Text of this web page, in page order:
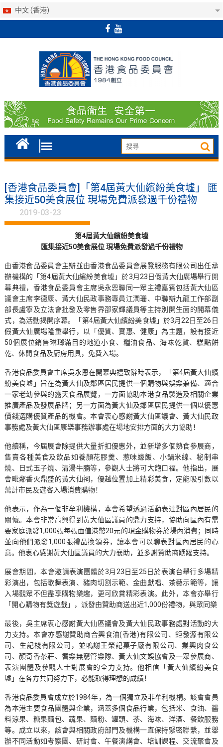
中文 (香港)
[香港食品委員會]「第4屆黃大仙繽紛美食墟」 匯
集接近50美食展位 現場免費派發過千份禮物
2019-03-23
第4屆黃大仙繽紛美食墟
匯集接近50美食展位 現場免費派發過千份禮物
由香港食品委員會主辦並由香港食品委員會展覽服務有限公司出任承
辦機構的「第4屆黃大仙繽紛美食墟」於3月23日假黃大仙廣場舉行開
幕典禮，香港食品委員會主席吳永恩聯同一眾主禮嘉賓包括黃大仙區
議會主席李德康、黃大仙民政事務專員江潤珊、中聯辦九龍工作部副
部長盧寧及立法會批發及零售界邵家輝議員等主持別開生面的開幕儀
式，為活動揭開序幕。「第4屆黃大仙繽紛美食墟」於3月22日至26日
假黃大仙廣場隆重舉行，以「優質、實惠、健康」為主題，設有接近
50個展位銷售琳瑯滿目的地道小食、糧油食品、海味乾貨、糕點餅
乾、休閒食品及廚房用具，免費入場。
香港食品委員會主席吳永恩在開幕典禮致辭時表示，「第4屆黃大仙繽
紛美食墟」旨在為黃大仙及鄰區居民提供一個購物與娛樂兼備、適合
一家老幼參與的露天食品展覽，一方面協助本港食品製造及相關企業
推廣產品及發展品牌；另一方面為黃大仙及鄰區居民提供一個以優惠
價錢選購優質產品的機會。本會衷心感謝黃大仙區議會、黃大仙民政
事務處及黃大仙區康樂事務辦事處在場地安排方面的大力協助！
他續稱，今屆展會除提供大量折扣優惠外，並新增多個熟食參展商，
售賣各種美食及飲品如養顏花膠羹、惹味蠔飯、小鍋米線、秘制串
燒、日式玉子燒、清湯牛腩等，參觀人士將可大飽口福。他指出，展
會毗鄰香火鼎盛的黃大仙祠，優越位置加上精彩美食，定能吸引數以
萬計市民及遊客入場消費購物！
他表示，作為一個非牟利機構，本會希望透過活動表達對區內居民的
關懷。本會非常高興得到黃大仙區議員的鼎力支持，協助向區內有需
要家庭派發1,000張每張面值港幣20元的現金購物券於場內消費；同時
並向他們派發1,000張禮品換領券，讓本會可以聊表對區內居民的心
意。他衷心感謝黃大仙區議員的大力襄助，並多謝贊助商踴躍支持。
展會期間，本會邀請表演團體於3月23日至25日於表演台舉行多場精
彩演出，包括歌舞表演、豬肉切割示範、金曲獻唱、茶藝示範等，讓
入場觀眾不但盡享購物樂趣，更可欣賞精彩表演。此外，本會亦舉行
「開心購物有獎遊戲」，派發由贊助商送出近1,000份禮物，與眾同樂
最後，吳主席衷心感謝黃大仙區議會及黃大仙民政事務處對活動的大
力支持。本會亦感謝贊助商合興食油(香港)有限公司、鉅發源有限公
司、生記棧有限公司，並嗚謝王榮記菓子廠有限公司、業興肉食公
司、顏奇香茶莊、耆樂無窮管樂隊、黃大仙文娛協會及一眾參展商、
表演團體及參觀人士對展會的全力支持。他相信「黃大仙繽紛美食
墟」在各方共同努力下，必能取得理想的成績！
香港食品委員會成立於1984年，為一個獨立及非牟利機構。該會會員
為本港主要食品團體與企業，涵蓋多個食品行業，包括米、食油、醬
料涼果、糖果麵包、蔬果、麵粉、罐頭、茶、海味、洋酒、餐飲服務
等。成立以來，該會與相關政府部門及機構一直保持緊密聯繫，並舉
辦不同活動如考察團、研討會、午餐演講會、培訓課程、交流聚會及